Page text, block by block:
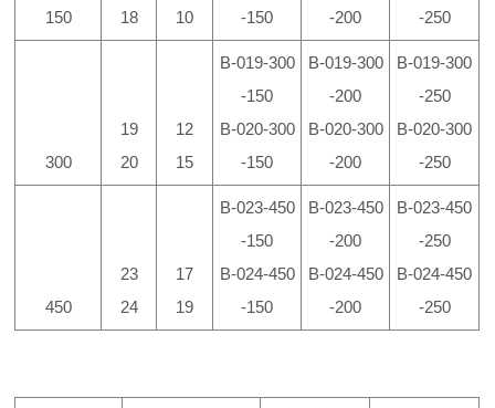
150
18
10
-150
-200
-250
300
19
20
12
15
B-019-300
-150
B-020-300
-150
B-019-300
-200
B-020-300
-200
B-019-300
-250
B-020-300
-250
450
23
24
17
19
B-023-450
-150
B-024-450
-150
B-023-450
-200
B-024-450
-200
B-023-450
-250
B-024-450
-250